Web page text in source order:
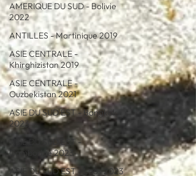
AMERIQUE DU SUD - Bolivie
2022
ANTILLES - Martinique 2019
ASIE CENTRALE -
Khirghizistan 2019
ASIE CENTRALE -
Ouzbekistan 2021
ASIE DU SUD EST - Bangkok
2023
ASIE DU SUD EST -
Cambodge 2023
ASIE DU SUD EST - Laos 2023